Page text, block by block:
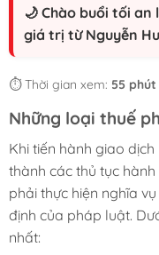
🌙 Chào buổi tối an
giá trị từ Nguyễn
⏱️ Thời gian xem: 55 phút
Những loại thuế
Khi tiến hành giao
thành các thủ tục
phải thực hiện nghĩa
định của pháp luật.
nhất: